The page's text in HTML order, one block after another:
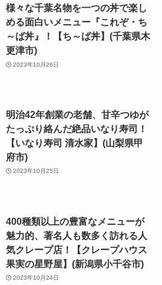
様々な千葉名物を一つの丼で楽し
める面白いメニュー『これぞ・ち
～ば丼』！【ち～ば丼】(千葉県木
更津市)
2023年10月26日
明治42年創業の老舗、甘辛つゆが
たっぷり絡んだ絶品いなり寿司！
【いなり寿司 清水家】(山梨県甲
府市)
2023年10月25日
400種類以上の豊富なメニューが
魅力的、著名人も数多く訪れる人
気クレープ店！【クレープハウス
果実の星野屋】(新潟県小千谷市)
2023年10月24日